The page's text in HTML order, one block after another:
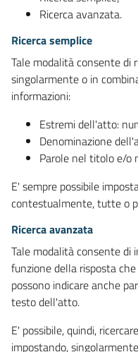
Ricerca avanzata.
Ricerca semplice
Tale modalità consente di
singolarmente o in
informazioni:
Estremi dell'atto:
Denominazione
Parole nel titolo e/o
E' sempre possibile
contestualmente, tutte o
Ricerca avanzata
Tale modalità consente di
funzione della risposta
possono indicare anche
testo dell'atto.
E' possibile, quindi,
impostando,